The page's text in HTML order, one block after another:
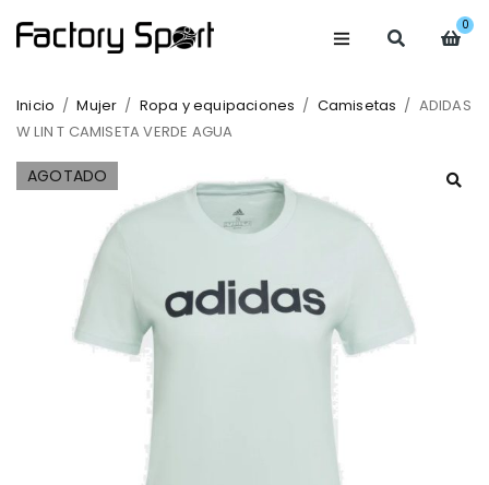
0
Inicio / Mujer / Ropa y equipaciones / Camisetas / ADIDAS
W LIN T CAMISETA VERDE AGUA
AGOTADO